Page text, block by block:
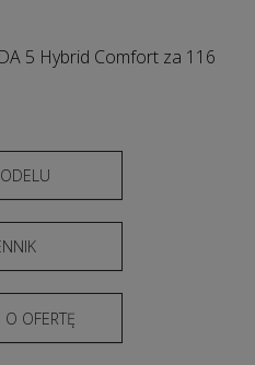
5 Hybrid Comfort za 116
O OFERTĘ